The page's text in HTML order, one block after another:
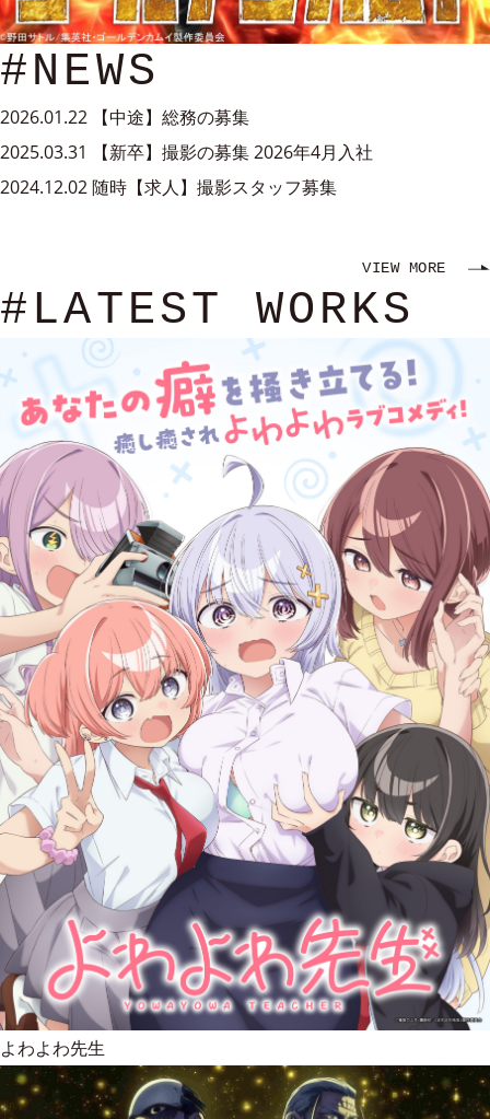
#NEWS
2026.01.22
【中途】総務の募集
2025.03.31
【新卒】撮影の募集 2026年4月入社
2024.12.02随時【求人】撮影スタッフ募集
VIEW MORE
#LATEST WORKS
よわよわ先生